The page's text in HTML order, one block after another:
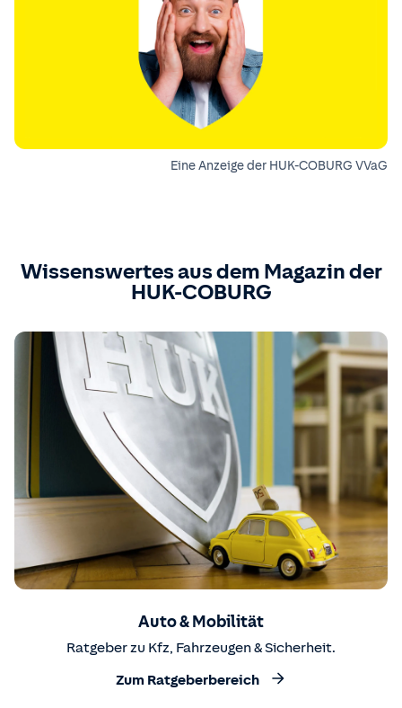
Eine Anzeige der HUK-COBURG VVaG
Wissenswertes aus dem Magazin der
HUK-COBURG
Auto & Mobilität
Ratgeber zu Kfz, Fahrzeugen & Sicherheit.
Zum Ratgeberbereich